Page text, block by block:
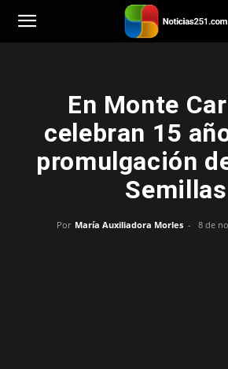
Noticias251
En Monte
celebran 15
promulgación
Semillas
Por María Auxiliadora Morles - 8 de